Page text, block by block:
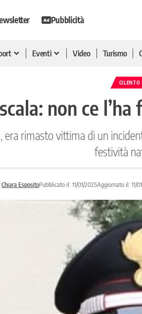
Pubblicità
Eventi Video Turismo
CILENTO
non ce
era rimasto vittima di un
festività
Chiara EspositoPubblicato il: 11/01/2025Aggiornato il: 11/